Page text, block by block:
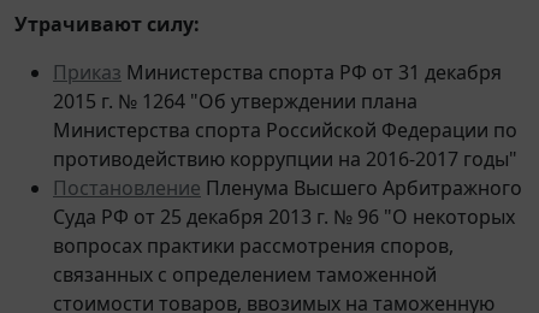
2015 г. № 1264 "Об утверждении плана
Министерства спорта Российской Федерации по
противодействию коррупции на 2016-2017 годы"
ПостановлениеПленума Высшего Арбитражного
Суда РФ от 25 декабря 2013 г. № 96 "О некоторых
вопросах практики рассмотрения споров,
связанных с определением таможенной
стоимости товаров, ввозимых на таможенную